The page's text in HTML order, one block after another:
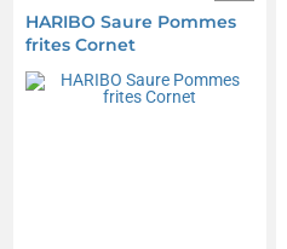
HARIBO Saure Pommes
frites Cornet